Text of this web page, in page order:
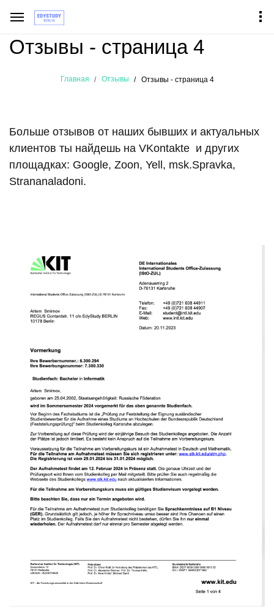
Отзывы - страница 4
Главная Отзывы Отзывы - страница 4
Больше отзывов от наших бывших и актуальных
клиентов ты найдешь на VKontakte и других
площадках: Google, Zoon, Yell , msk.Spravka,
Strananaladoni.